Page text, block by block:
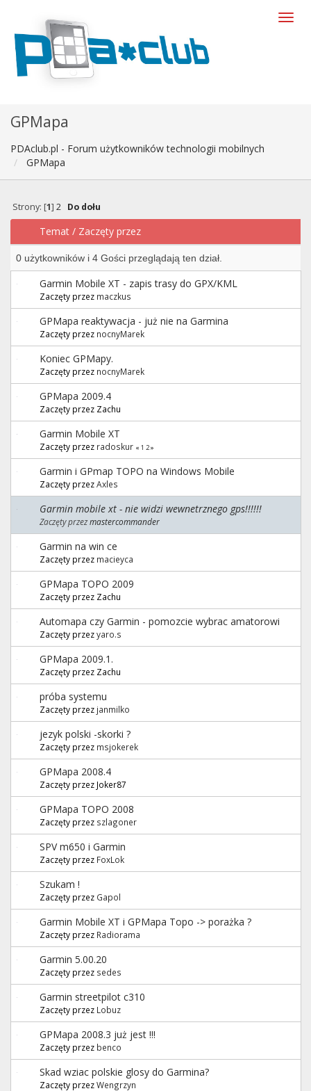
GPMapa
PDAclub.pl - Forum użytkowników technologii mobilnych
GPMapa
Strony: [1] 2 Do dołu
Temat / Zaczęty przez
0 użytkowników i 4 Gości przeglądają ten dział.
Garmin Mobile XT - zapis trasy do GPX/KML
Zaczęty przez maczkus
GPMapa reaktywacja - już nie na Garmina
Zaczęty przez nocnyMarek
Koniec GPMapy.
Zaczęty przez nocnyMarek
GPMapa 2009.4
Zaczęty przez Zachu
Garmin Mobile XT
Zaczęty przez radoskur « 1 2»
Garmin i GPmap TOPO na Windows Mobile
Zaczęty przezAxles
Garmin mobile xt - nie widzi wewnetrznego gps!!!!!!
Zaczęty przezmastercommander
Garmin na win ce
Zaczęty przez macieyca
GPMapa TOPO 2009
Zaczęty przez Zachu
Automapa czy Garmin - pomozcie wybrac amatorowi
Zaczęty przezyaro.s
GPMapa 2009.1.
Zaczęty przez Zachu
próba systemu
Zaczęty przez janmilko
jezyk polski -skorki ?
Zaczęty przez msjokerek
GPMapa 2008.4
Zaczęty przez Joker87
GPMapa TOPO 2008
Zaczęty przez szlagoner
SPV m650 i Garmin
Zaczęty przez FoxLok
Szukam !
Zaczęty przez Gapol
Garmin Mobile XT i GPMapa Topo -> porażka ?
Zaczęty przez Radiorama
Garmin 5.00.20
Zaczęty przez sedes
Garmin streetpilot c310
Zaczęty przez Lobuz
GPMapa 2008.3 już jest !!!
Zaczęty przez benco
Skad wziac polskie glosy do Garmina?
Zaczęty przezWengrzyn